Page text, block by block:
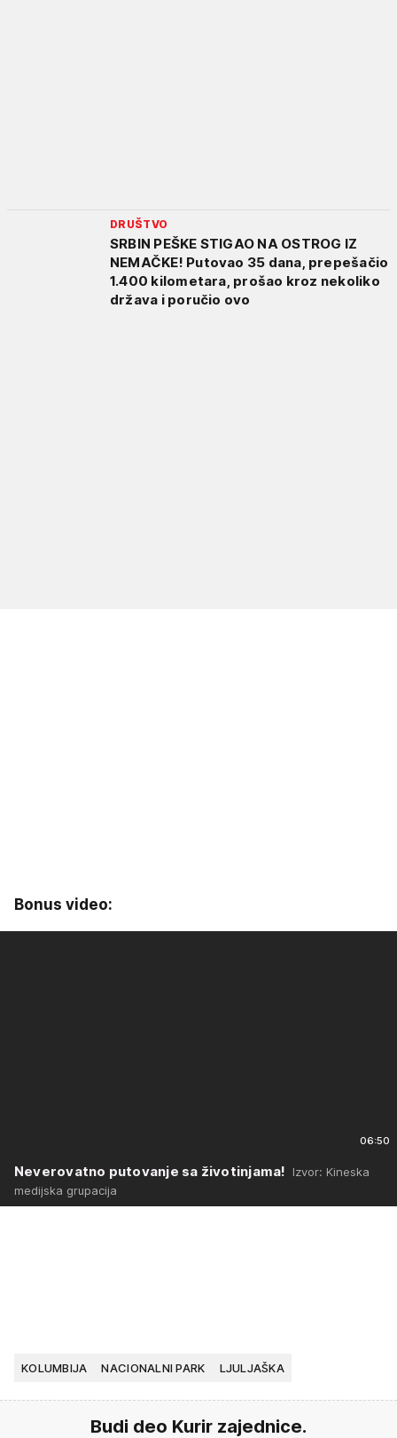
DRUŠTVO
SRBIN PEŠKE STIGAO NA OSTROG IZ
NEMAČKE! Putovao 35 dana, prepešačio
1.400 kilometara, prošao kroz nekoliko
država i poručio ovo
Bonus video:
06:50
Neverovatno putovanje sa životinjama! Izvor: Kineska
medijska grupacija
KOLUMBIJA NACIONALNI PARK LJULJAŠKA
Budi deo Kurir zajednice.